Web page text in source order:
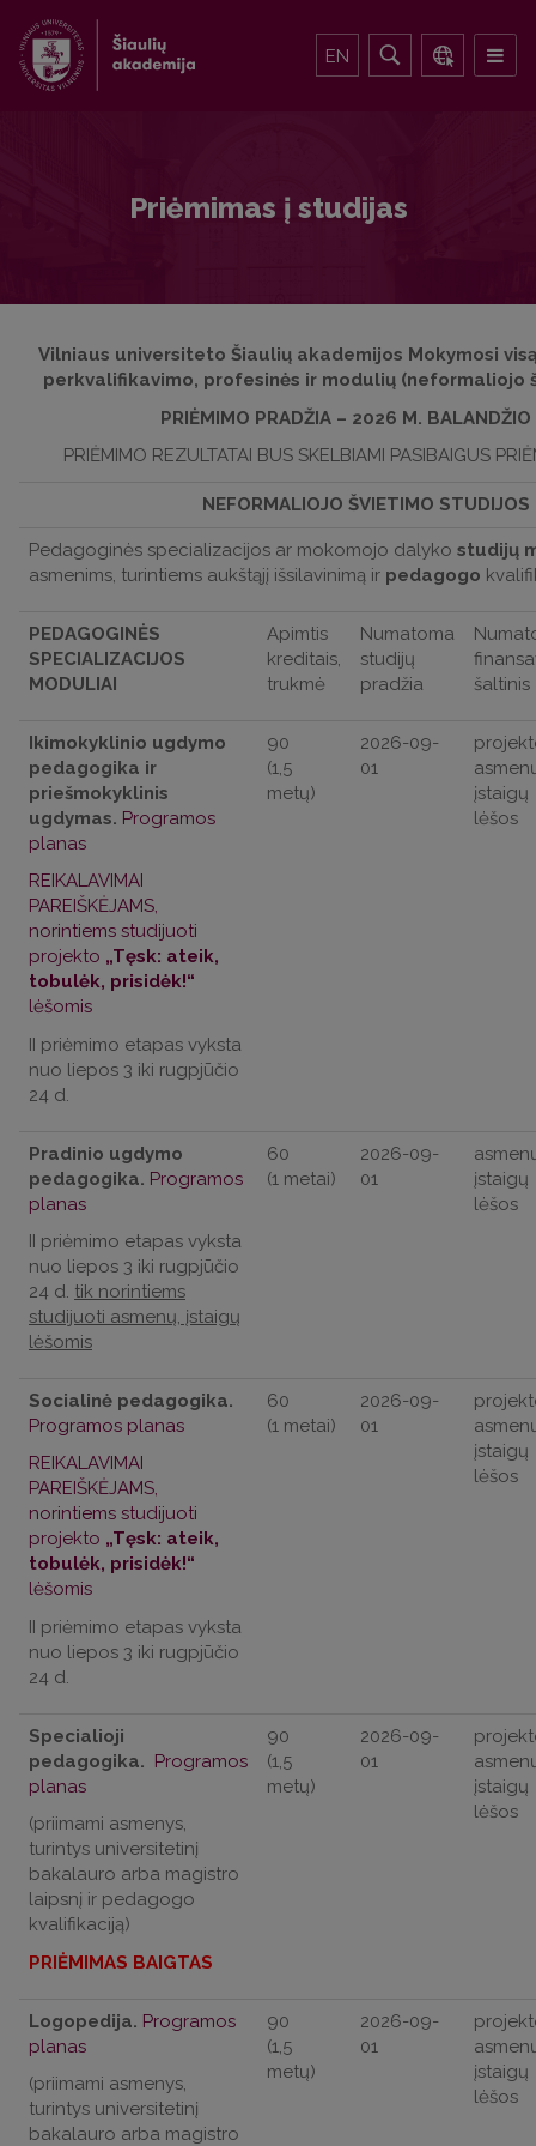
EN
Priėmimas į studijas
Vilniaus universiteto Šiaulių akademijos Mokymosi
perkvalifikavimo, profesinės ir modulių (neformaliojo
PRIĖMIMO PRADŽIA – 2026 M.
PRIĖMIMO REZULTATAI BUS SKELBIAMI PASIBAIGUS
NEFORMALIOJO ŠVIETIMO STUDIJOS
Pedagoginės specializacijos ar mokomojo dalyko studijų
asmenims, turintiems aukštąjį išsilavinimą ir pedagogo
PEDAGOGINĖS
SPECIALIZACIJOS
MODULIAI
Apimtis
kreditais,
trukmė
Numatoma
studijų
pradžia
šaltinis
Ikimokyklinio ugdymo
pedagogika ir
priešmokyklinis
ugdymas. Programos
planas
REIKALAVIMAI
PAREIŠKĖJAMS,
norintiems studijuoti
projekto „Tęsk: ateik,
tobulėk, prisidėk!“
lėšomis
II priėmimo etapas vyksta
nuo liepos 3 iki rugpjūčio
24 d.
90
(1,5
metų)
2026-09-
01
įstaigų
lėšos
Pradinio ugdymo
pedagogika. Programos
planas
II priėmimo etapas vyksta
nuo liepos 3 iki rugpjūčio
24 d. tik norintiems
studijuoti asmenų, įstaigų
lėšomis
60
(1 metai)
2026-09-
01
įstaigų
lėšos
Socialinė pedagogika.
Programos planas
REIKALAVIMAI
PAREIŠKĖJAMS,
norintiems studijuoti
projekto „Tęsk: ateik,
tobulėk, prisidėk!“
lėšomis
II priėmimo etapas vyksta
nuo liepos 3 iki rugpjūčio
24 d.
60
(1 metai)
2026-09-
01
įstaigų
lėšos
Specialioji
pedagogika. Programos
planas
(priimami asmenys,
turintys universitetinį
bakalauro arba magistro
laipsnį ir pedagogo
kvalifikaciją)
PRIĖMIMAS BAIGTAS
90
(1,5
metų)
2026-09-
01
įstaigų
lėšos
Logopedija. Programos
planas
(priimami asmenys,
turintys universitetinį
bakalauro arba magistro
90
(1,5
metų)
2026-09-
01
įstaigų
lėšos